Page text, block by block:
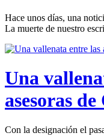
Hace unos días, una
La muerte de nuestro
Una
asesoras
Con la designación el